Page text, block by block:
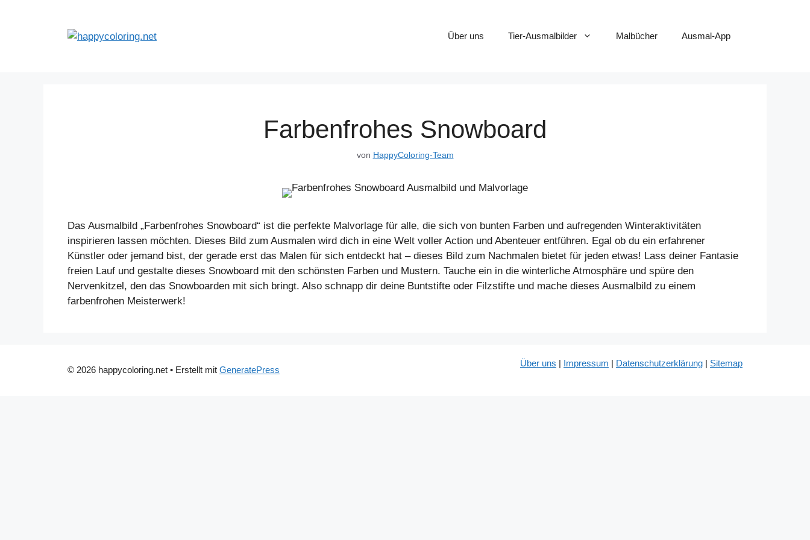
Über uns Tier-Ausmalbilder Malbücher Ausmal-App
Farbenfrohes Snowboard
von HappyColoring-Team
Das Ausmalbild „Farbenfrohes Snowboard“ ist die perfekte Malvorlage für alle, die sich von bunten Farben und aufregenden Winteraktivitäten
inspirieren lassen möchten. Dieses Bild zum Ausmalen wird dich in eine Welt voller Action und Abenteuer entführen. Egal ob du ein erfahrener
Künstler oder jemand bist, der gerade erst das Malen für sich entdeckt hat – dieses Bild zum Nachmalen bietet für jeden etwas! Lass deiner Fantasie
freien Lauf und gestalte dieses Snowboard mit den schönsten Farben und Mustern. Tauche ein in die winterliche Atmosphäre und spüre den
Nervenkitzel, den das Snowboarden mit sich bringt. Also schnapp dir deine Buntstifte oder Filzstifte und mache dieses Ausmalbild zu einem
farbenfrohen Meisterwerk!
Über uns | Impressum | Datenschutzerklärung | Sitemap
© 2026 happycoloring.net • Erstellt mit GeneratePress